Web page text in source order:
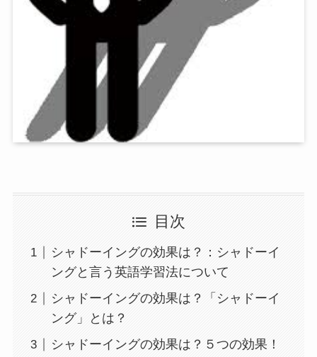
目次
シャドーイングの効果は？：シャドーイ
ングと言う英語学習法について
シャドーイングの効果は？「シャドーイ
ング」とは？
シャドーイングの効果は？５つの効果！